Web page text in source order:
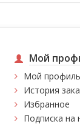
Мой
Мой профиль
История
Избранное
Подписка на